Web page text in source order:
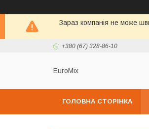
Зараз компанія не може
+380 (67) 328-86-10
EuroMix
ГОЛОВНА СТОРІНКА